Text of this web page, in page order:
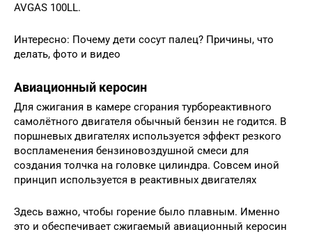
AVGAS 100LL.
Интересно: Почему дети сосут палец? Причины, что
делать, фото и видео
Авиационный керосин
Для сжигания в камере сгорания турбореактивного
самолётного двигателя обычный бензин не годится. В
поршневых двигателях используется эффект резкого
воспламенения бензиновоздушной смеси для
создания толчка на головке цилиндра. Совсем иной
принцип используется в реактивных двигателях
Здесь важно, чтобы горение было плавным. Именно
это и обеспечивает сжигаемый авиационный керосин